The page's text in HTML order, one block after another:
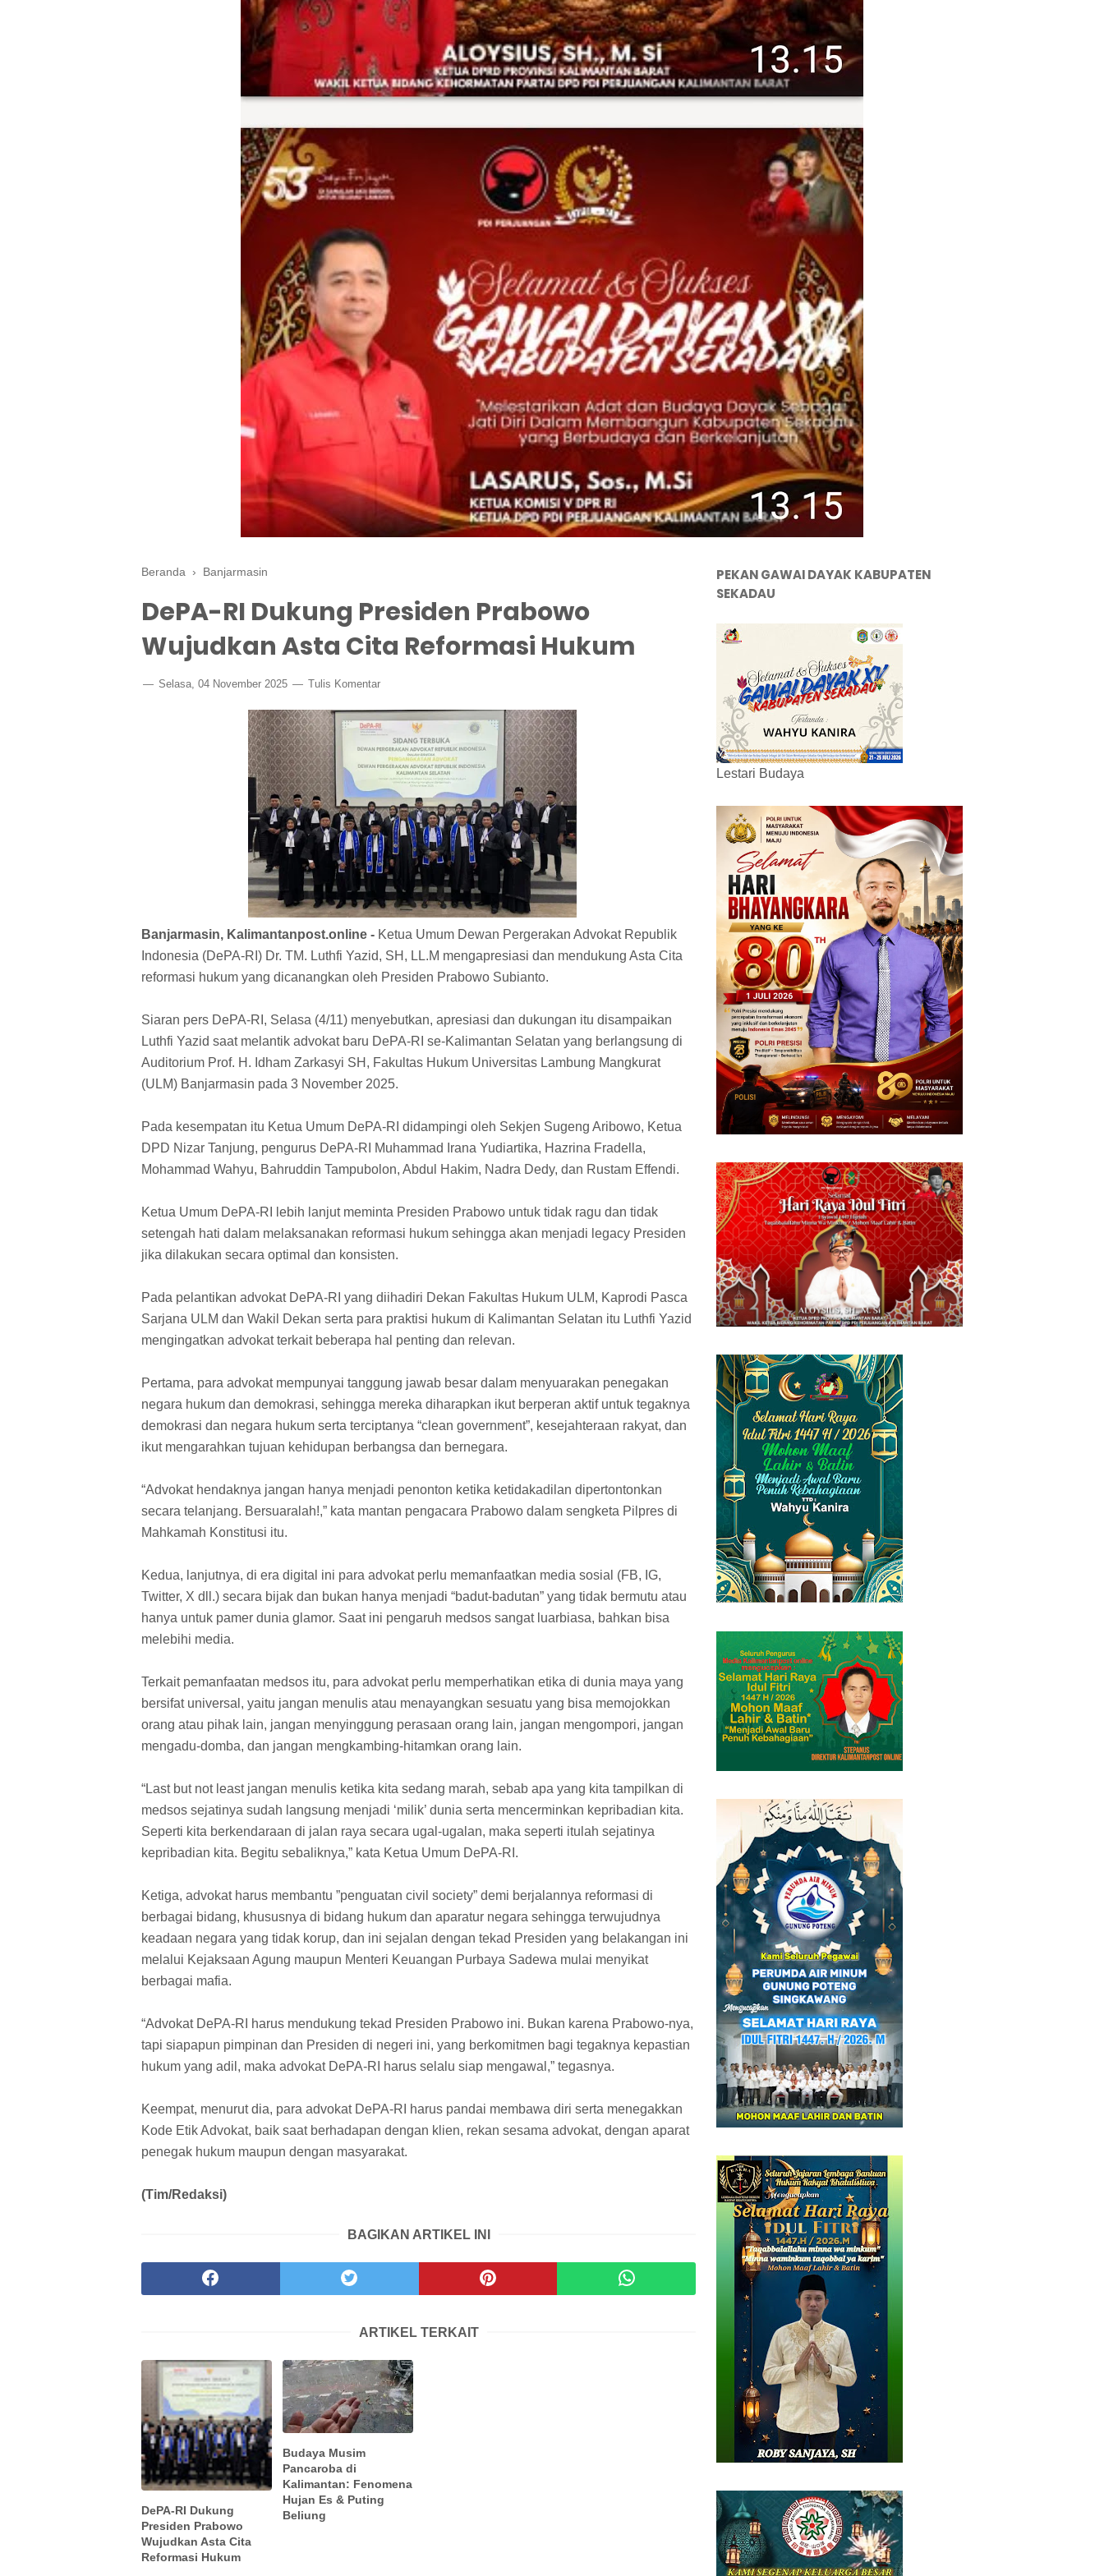
Beranda › Banjarmasin
DePA-RI Dukung Presiden Prabowo
Wujudkan Asta Cita Reformasi Hukum
Selasa, 04 November 2025 Tulis Komentar
Banjarmasin, Kalimantanpost.online - Ketua Umum Dewan Pergerakan Advokat Republik
Indonesia (DePA-RI) Dr. TM. Luthfi Yazid, SH, LL.M mengapresiasi dan mendukung Asta Cita
reformasi hukum yang dicanangkan oleh Presiden Prabowo Subianto.
Siaran pers DePA-RI, Selasa (4/11) menyebutkan, apresiasi dan dukungan itu disampaikan
Luthfi Yazid saat melantik advokat baru DePA-RI se-Kalimantan Selatan yang berlangsung di
Auditorium Prof. H. Idham Zarkasyi SH, Fakultas Hukum Universitas Lambung Mangkurat
(ULM) Banjarmasin pada 3 November 2025.
Pada kesempatan itu Ketua Umum DePA-RI didampingi oleh Sekjen Sugeng Aribowo, Ketua
DPD Nizar Tanjung, pengurus DePA-RI Muhammad Irana Yudiartika, Hazrina Fradella,
Mohammad Wahyu, Bahruddin Tampubolon, Abdul Hakim, Nadra Dedy, dan Rustam Effendi.
Ketua Umum DePA-RI lebih lanjut meminta Presiden Prabowo untuk tidak ragu dan tidak
setengah hati dalam melaksanakan reformasi hukum sehingga akan menjadi legacy Presiden
jika dilakukan secara optimal dan konsisten.
Pada pelantikan advokat DePA-RI yang diihadiri Dekan Fakultas Hukum ULM, Kaprodi Pasca
Sarjana ULM dan Wakil Dekan serta para praktisi hukum di Kalimantan Selatan itu Luthfi Yazid
mengingatkan advokat terkait beberapa hal penting dan relevan.
Pertama, para advokat mempunyai tanggung jawab besar dalam menyuarakan penegakan
negara hukum dan demokrasi, sehingga mereka diharapkan ikut berperan aktif untuk tegaknya
demokrasi dan negara hukum serta terciptanya “clean government”, kesejahteraan rakyat, dan
ikut mengarahkan tujuan kehidupan berbangsa dan bernegara.
“Advokat hendaknya jangan hanya menjadi penonton ketika ketidakadilan dipertontonkan
secara telanjang. Bersuaralah!,” kata mantan pengacara Prabowo dalam sengketa Pilpres di
Mahkamah Konstitusi itu.
Kedua, lanjutnya, di era digital ini para advokat perlu memanfaatkan media sosial (FB, IG,
Twitter, X dll.) secara bijak dan bukan hanya menjadi “badut-badutan” yang tidak bermutu atau
hanya untuk pamer dunia glamor. Saat ini pengaruh medsos sangat luarbiasa, bahkan bisa
melebihi media.
Terkait pemanfaatan medsos itu, para advokat perlu memperhatikan etika di dunia maya yang
bersifat universal, yaitu jangan menulis atau menayangkan sesuatu yang bisa memojokkan
orang atau pihak lain, jangan menyinggung perasaan orang lain, jangan mengompori, jangan
mengadu-domba, dan jangan mengkambing-hitamkan orang lain.
“Last but not least jangan menulis ketika kita sedang marah, sebab apa yang kita tampilkan di
medsos sejatinya sudah langsung menjadi ‘milik’ dunia serta mencerminkan kepribadian kita.
Seperti kita berkendaraan di jalan raya secara ugal-ugalan, maka seperti itulah sejatinya
kepribadian kita. Begitu sebaliknya,” kata Ketua Umum DePA-RI.
Ketiga, advokat harus membantu ”penguatan civil society” demi berjalannya reformasi di
berbagai bidang, khususnya di bidang hukum dan aparatur negara sehingga terwujudnya
keadaan negara yang tidak korup, dan ini sejalan dengan tekad Presiden yang belakangan ini
melalui Kejaksaan Agung maupun Menteri Keuangan Purbaya Sadewa mulai menyikat
berbagai mafia.
“Advokat DePA-RI harus mendukung tekad Presiden Prabowo ini. Bukan karena Prabowo-nya,
tapi siapapun pimpinan dan Presiden di negeri ini, yang berkomitmen bagi tegaknya kepastian
hukum yang adil, maka advokat DePA-RI harus selalu siap mengawal,” tegasnya.
Keempat, menurut dia, para advokat DePA-RI harus pandai membawa diri serta menegakkan
Kode Etik Advokat, baik saat berhadapan dengan klien, rekan sesama advokat, dengan aparat
penegak hukum maupun dengan masyarakat.
(Tim/Redaksi)
BAGIKAN ARTIKEL INI
ARTIKEL TERKAIT
DePA-RI Dukung
Presiden Prabowo
Wujudkan Asta Cita
Reformasi Hukum
Budaya Musim
Pancaroba di
Kalimantan: Fenomena
Hujan Es & Puting
Beliung
PEKAN GAWAI DAYAK KABUPATEN
SEKADAU
Lestari Budaya